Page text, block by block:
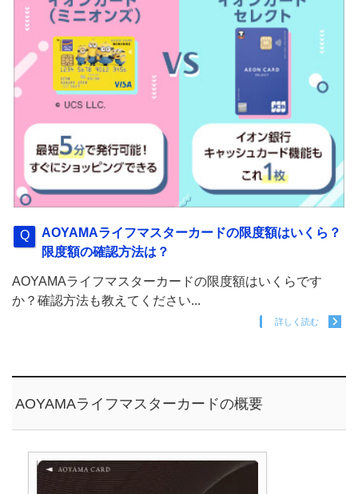
AOYAMAライフマスターカードの限度額はいくら？
限度額の確認方法は？
AOYAMAライフマスターカードの限度額はいくらです
か？確認方法も教えてください...
詳しく読む
AOYAMAライフマスターカードの概要